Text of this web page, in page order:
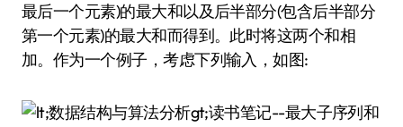
最后一个元素)的最大和以及后半部分(包含后半部分
第一个元素)的最大和而得到。此时将这两个和相
加。作为一个例子，考虑下列输入，如图: